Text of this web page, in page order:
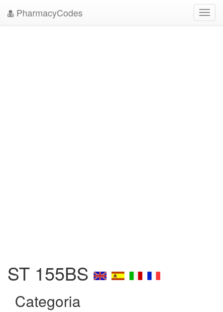
PharmacyCodes
ST 155BS
Categoria